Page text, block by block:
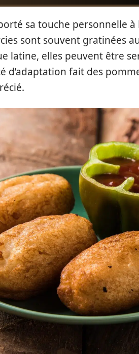
sa touche personnelle à
sont souvent gratinées
latine, elles peuvent être
d’adaptation fait des